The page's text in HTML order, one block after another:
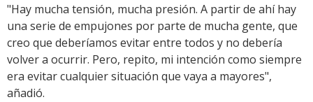
"Hay mucha tensión, mucha presión. A partir de ahí hay
una serie de empujones por parte de mucha gente, que
creo que deberíamos evitar entre todos y no debería
volver a ocurrir. Pero, repito, mi intención como siempre
era evitar cualquier situación que vaya a mayores",
añadió.